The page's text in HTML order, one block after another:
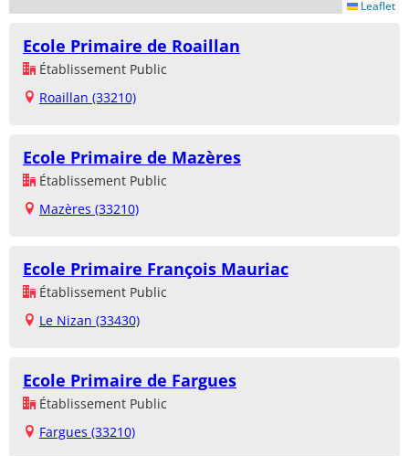
Leaflet
Ecole Primaire de Roaillan
Établissement Public
Roaillan (33210)
Ecole Primaire de Mazères
Établissement Public
Mazères (33210)
Ecole Primaire François Mauriac
Établissement Public
Le Nizan (33430)
Ecole Primaire de Fargues
Établissement Public
Fargues (33210)